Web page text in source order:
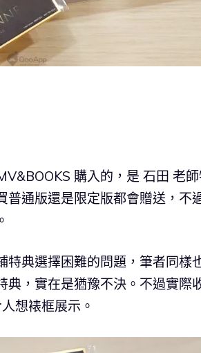
購入的，是 石田 老
通版還是限定版都會贈送，不
典選擇困難的問題，筆者同樣
，實在是猶豫不決。不過實際
想裱框展示。